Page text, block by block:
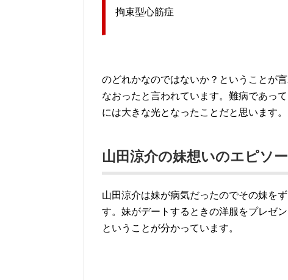
拘束型心筋症
のどれかなのではないか？ということが
なおったと言われています。難病であっ
には大きな光となったことだと思います。
山田涼介の妹想いのエピソ
山田涼介は妹が病気だったのでその妹を
す。妹がデートするときの洋服をプレゼ
ということが分かっています。